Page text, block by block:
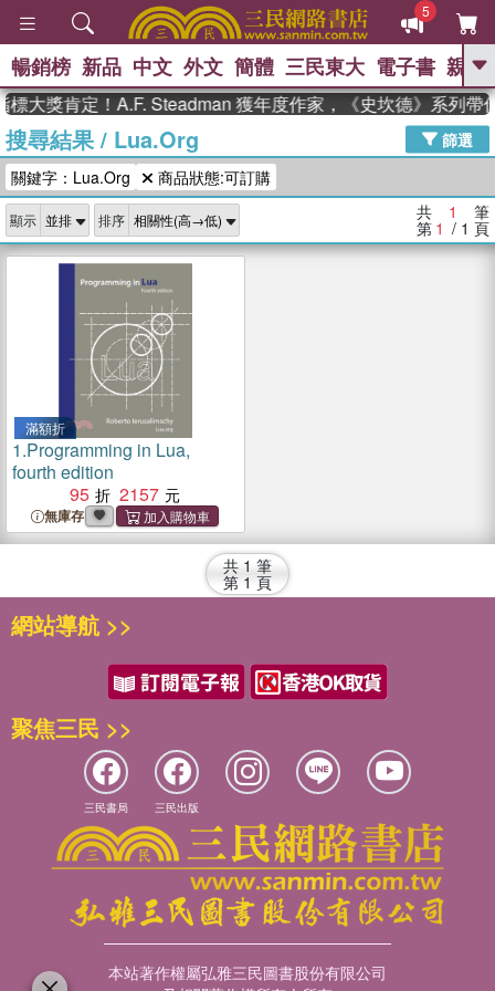
5
GO
The Odyssey 、
父親節 、 如果歷史是一群喵 、 暑期
推薦 、
念華 、 台灣的李登輝時代 、 數學女
孩：黎曼猜想
偉大的迷走神經
暢銷榜 新品 中文 外文 簡體 三民東大 電子書 親子
大獎肯定！A.F. Steadman 獲年度作家，《史坎德》系列帶
搜尋結果/ Lua.Org
篩選
關鍵字：Lua.Org
商品狀態:可訂購
顯示 排序 共 1 筆
第 1 / 1 頁
滿額折
1.Programming in Lua,
fourth edition
95
2157
無庫存
共 1 筆
第 1 頁
網站導航 >>
聚焦三民 >>
三民書局 三民出版
本站著作權屬弘雅三民圖書股份有限公司